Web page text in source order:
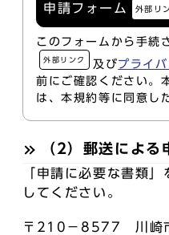
申請フォーム
外部リ
このフォームから手続
外部リンク 及びプライ
前にご確認ください。
は、本規約等に同意し
（2）郵送による
「申請に必要な書類
してください。
〒210－8577 川崎